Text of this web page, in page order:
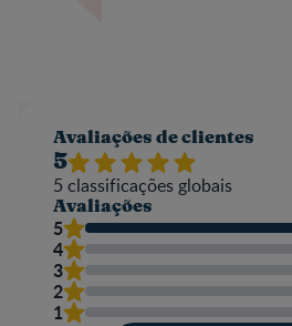
Avaliações de clientes
5
5 classificações globais
Avaliações
5
4
3
2
1